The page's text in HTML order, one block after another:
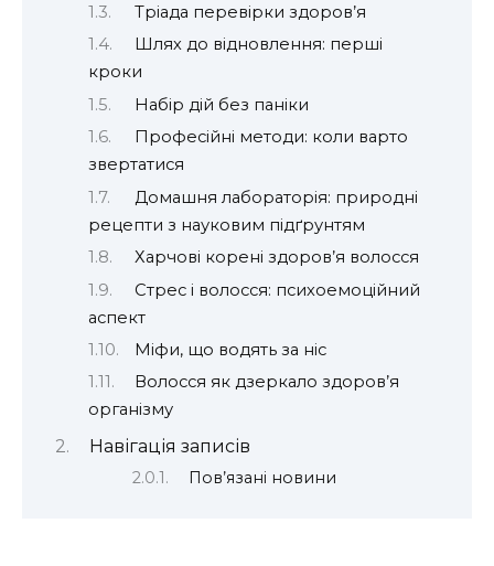
Тріада перевірки здоров’я
Шлях до відновлення: перші
кроки
Набір дій без паніки
Професійні методи: коли варто
звертатися
Домашня лабораторія: природні
рецепти з науковим підґрунтям
Харчові корені здоров’я волосся
Стрес і волосся: психоемоційний
аспект
Міфи, що водять за ніс
Волосся як дзеркало здоров’я
організму
Навігація записів
Пов’язані новини